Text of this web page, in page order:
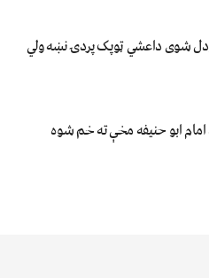
شوی داعشي ټوپک پردۍ نښه ولي
ابو حنیفه مخې ته خم شوه